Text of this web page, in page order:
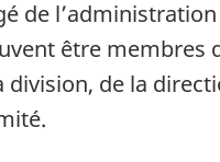
de
être
de la